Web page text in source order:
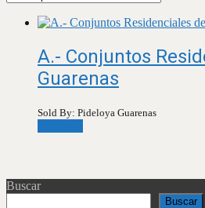
A.- Conjuntos
Guarenas
Sold By: Pideloya Guarenas
Buscar
Buscar